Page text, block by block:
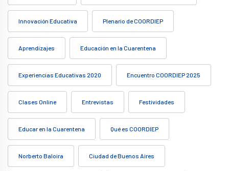
Innovación Educativa Plenario de COORDIEP
Aprendizajes Educación en la Cuarentena
Experiencias Educativas 2020 Encuentro COORDIEP 2025
Clases Online Entrevistas Festividades
Educar en la Cuarentena Qué es COORDIEP
Norberto Baloira Ciudad de Buenos Aires